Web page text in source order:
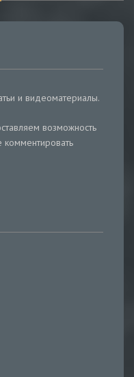
и видеоматериалы.
возможность